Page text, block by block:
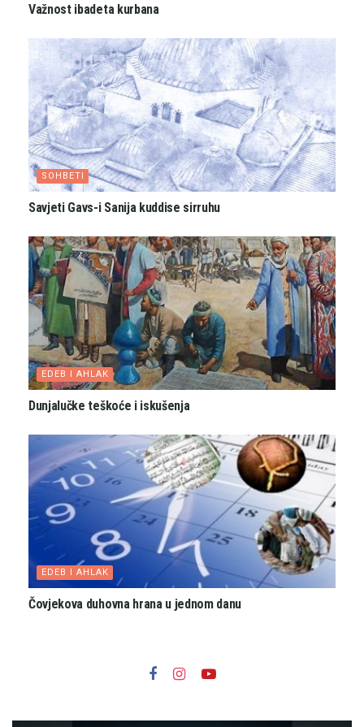
Važnost ibadeta kurbana
SOHBETI
Savjeti Gavs-i Sanija kuddise sirruhu
EDEB I AHLAK
Dunjalučke teškoće i iskušenja
EDEB I AHLAK
Čovjekova duhovna hrana u jednom danu